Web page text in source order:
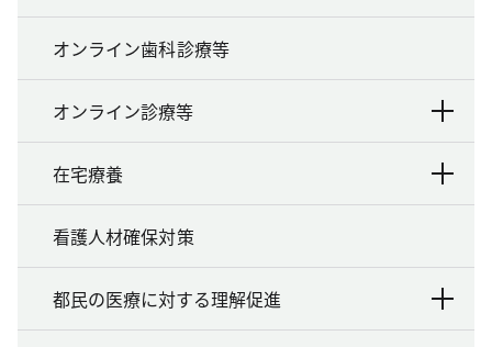
オンライン歯科診療等
オンライン診療等
在宅療養
看護人材確保対策
都民の医療に対する理解促進